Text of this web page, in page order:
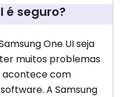
é seguro?
One UI seja
muitos problemas
acontece com
A Samsung